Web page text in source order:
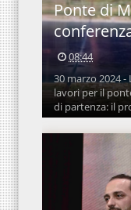
Ponte di
08:44
30 marzo 2024 -
lavori per il
di partenza: il